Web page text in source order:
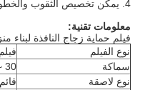
4. يمكن تخصيص الثقوب والخطوط لسهولة التمزق والقطع.
معلومات تقنية:
فيلم حماية زجاج النافذة لبناء
نوع الفيلم
سماكة
30 ~ 150 ميكرون (0.03 ~ 0.15 مم)
نوع لاصقة